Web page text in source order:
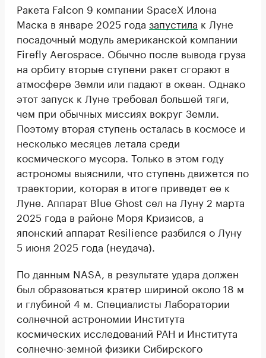
Ракета Falcon 9 компании SpaceX Илона
Маска в январе 2025 года запустила к Луне
посадочный модуль американской компании
Firefly Aerospace. Обычно после вывода груза
на орбиту вторые ступени ракет сгорают в
атмосфере Земли или падают в океан. Однако
этот запуск к Луне требовал большей тяги,
чем при обычных миссиях вокруг Земли.
Поэтому вторая ступень осталась в космосе и
несколько месяцев летала среди
космического мусора. Только в этом году
астрономы выяснили, что ступень движется по
траектории, которая в итоге приведет ее к
Луне. Аппарат Blue Ghost сел на Луну 2 марта
2025 года в районе Моря Кризисов, а
японский аппарат Resilience разбился о Луну
5 июня 2025 года (неудача).
По данным NASA, в результате удара должен
был образоваться кратер шириной около 18 м
и глубиной 4 м. Специалисты Лаборатории
солнечной астрономии Института
космических исследований РАН и Института
солнечно-земной физики Сибирского